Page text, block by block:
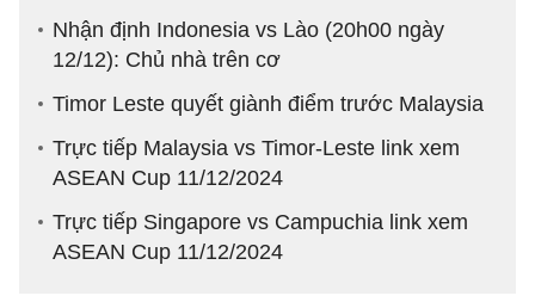
Nhận định Indonesia vs Lào (20h00 ngày
12/12): Chủ nhà trên cơ
Timor Leste quyết giành điểm trước Malaysia
Trực tiếp Malaysia vs Timor-Leste link xem
ASEAN Cup 11/12/2024
Trực tiếp Singapore vs Campuchia link xem
ASEAN Cup 11/12/2024